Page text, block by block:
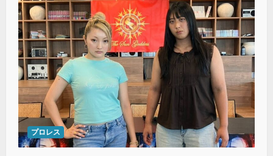
プロレス